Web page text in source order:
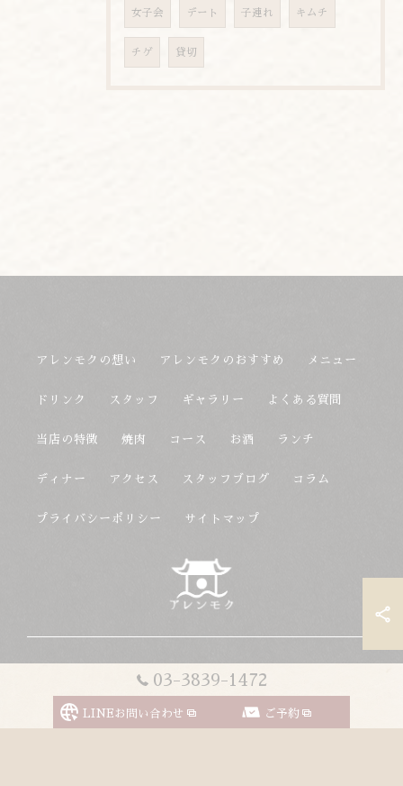
女子会 デート 子連れ キムチ
チゲ 貸切
03-3839-1472
LINEお問い合わせ ご予約
アレンモクの想い アレンモクのおすすめ メニュー
ドリンク スタッフ ギャラリー よくある質問
当店の特徴 焼肉 コース お酒 ランチ
ディナー アクセス スタッフブログ コラム
プライバシーポリシー サイトマップ
© 2026 東京都上野駅の韓国料理ならアレンモク ALL RIGHTS